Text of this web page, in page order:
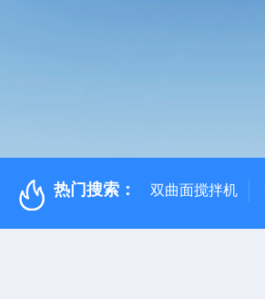
热门搜索： 双曲面搅拌机